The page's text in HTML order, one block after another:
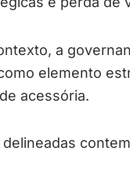
a
elemento
acessória.